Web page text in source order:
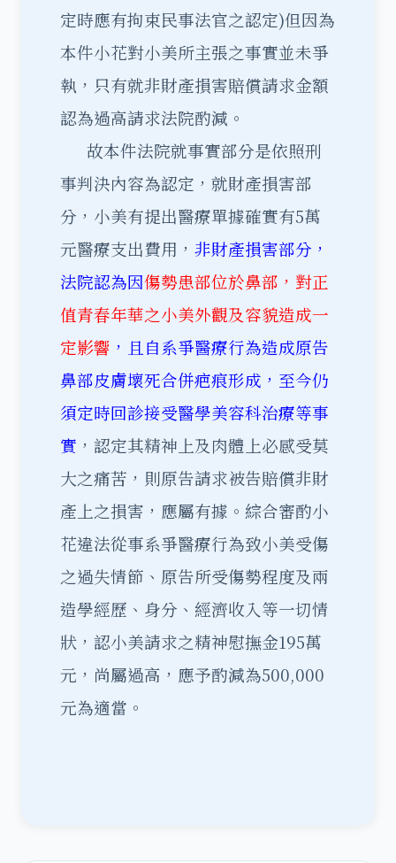
定時應有拘束民事法官之認定)但因為
本件小花對小美所主張之事實並未爭
執，只有就非財產損害賠償請求金額
認為過高請求法院酌減。
故本件法院就事實部分是依照刑
事判決內容為認定，就財產損害部
分，小美有提出醫療單據確實有5萬
元醫療支出費用， 非財產損害部分，
法院認為因傷勢患部位於鼻部，對正
值青春年華之小美外觀及容貌造成一
定影響 ，且自系爭醫療行為造成原告
鼻部皮膚壞死合併疤痕形成，至今仍
須定時回診接受醫學美容科治療等事
實 ，認定其精神上及肉體上必感受莫
大之痛苦，則原告請求被告賠償非財
產上之損害，應屬有據。綜合審酌小
花違法從事系爭醫療行為致小美受傷
之過失情節、原告所受傷勢程度及兩
造學經歷、身分、經濟收入等一切情
狀，認小美請求之精神慰撫金195萬
元，尚屬過高，應予酌減為500,000
元為適當。